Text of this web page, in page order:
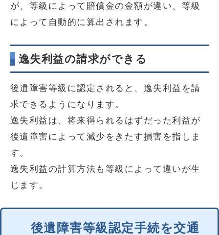
が、等級によって賠償金の金額が違い、等級
によって自動的に算出されます。
逸失利益の請求ができる
後遺障害等級に認定されると、逸失利益を請
求できるようになります。
逸失利益は、将来得られるはずだった利益が
後遺障害によって減少をきたす損害を指しま
す。
逸失利益の計算方法も等級によって違いが生
じます。
後遺障害等級認定手続を交通